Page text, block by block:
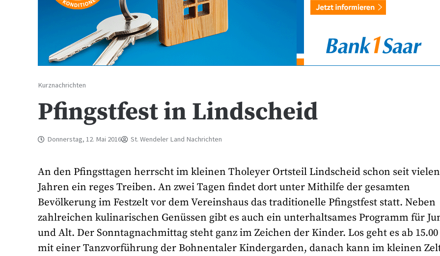
Kurznachrichten
Pfingstfest in Lindscheid
Donnerstag, 12. Mai 2016 St. Wendeler Land Nachrichten
An den Pfingsttagen herrscht im kleinen Tholeyer Ortsteil Lindscheid schon seit vielen
Jahren ein reges Treiben. An zwei Tagen findet dort unter Mithilfe der gesamten
Bevölkerung im Festzelt vor dem Vereinshaus das traditionelle Pfingstfest statt. Neben
zahlreichen kulinarischen Genüssen gibt es auch ein unterhaltsames Programm für
und Alt. Der Sonntagnachmittag steht ganz im Zeichen der Kinder. Los geht es ab
mit einer Tanzvorführung der Bohnentaler Kindergarden, danach kann im kleinen